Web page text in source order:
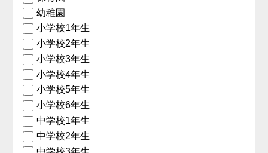
幼稚園
小学校1年生
小学校2年生
小学校3年生
小学校4年生
小学校5年生
小学校6年生
中学校1年生
中学校2年生